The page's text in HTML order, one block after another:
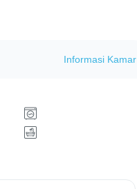
Informasi Kamar